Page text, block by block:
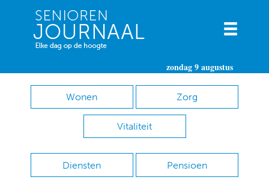
zondag 9 augustus
Wonen Zorg
Vitaliteit
Diensten Pensioen